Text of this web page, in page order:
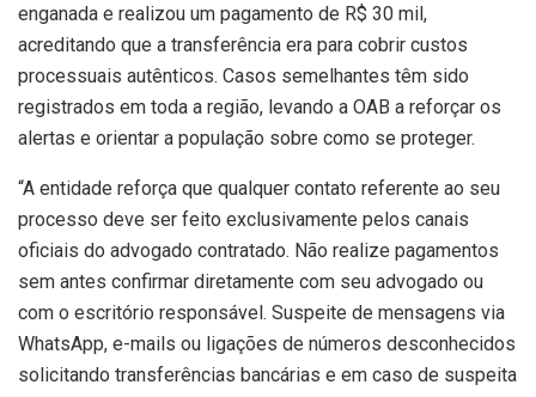
enganada e realizou um pagamento de R$ 30 mil,
acreditando que a transferência era para cobrir custos
processuais autênticos. Casos semelhantes têm sido
registrados em toda a região, levando a OAB a reforçar os
alertas e orientar a população sobre como se proteger.
“A entidade reforça que qualquer contato referente ao seu
processo deve ser feito exclusivamente pelos canais
oficiais do advogado contratado. Não realize pagamentos
sem antes confirmar diretamente com seu advogado ou
com o escritório responsável. Suspeite de mensagens via
WhatsApp, e-mails ou ligações de números desconhecidos
solicitando transferências bancárias e em caso de suspeita